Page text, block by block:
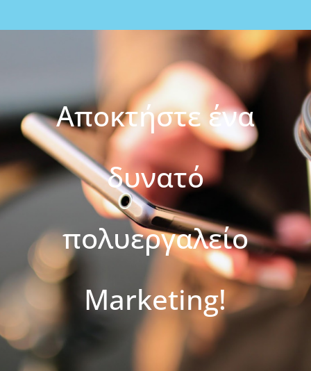
Αποκτήστε ένα
δυνατό
πολυεργαλείο
Marketing!